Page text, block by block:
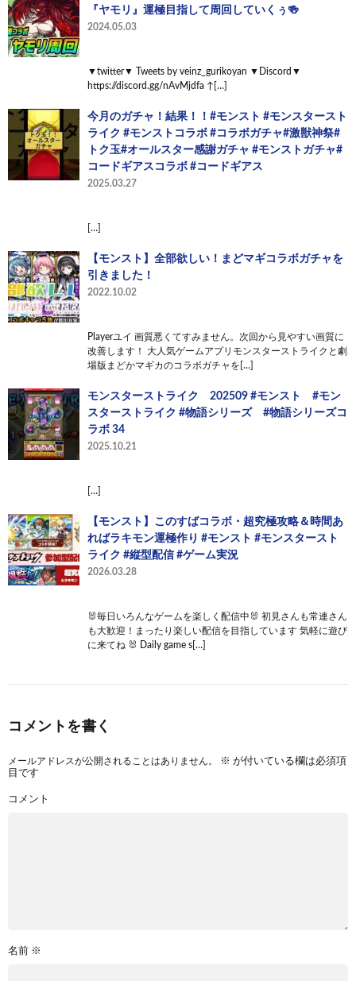
『ヤモリ』運極目指して周回していくぅ🍻
2024.05.03
▼twitter▼ Tweets by veinz_gurikoyan ▼Discord▼
https://discord.gg/nAvMjdfa ↑[…]
今月のガチャ！結果！！#モンスト #モンスタースト
ライク #モンストコラボ #コラボガチャ#激獣神祭#
トク玉#オールスター感謝ガチャ #モンストガチャ#
コードギアスコラボ #コードギアス
2025.03.27
[…]
【モンスト】全部欲しい！まどマギコラボガチャを
引きました！
2022.10.02
Playerユイ 画質悪くてすみません。次回から見やすい画質に
改善します！ 大人気ゲームアプリモンスターストライクと劇
場版まどかマギカのコラボガチャを[…]
モンスターストライク 202509 #モンスト #モン
スターストライク #物語シリーズ #物語シリーズコ
ラボ 34
2025.10.21
[…]
【モンスト】このすばコラボ・超究極攻略＆時間あ
ればラキモン運極作り #モンスト #モンスタースト
ライク #縦型配信 #ゲーム実況
2026.03.28
🐰毎日いろんなゲームを楽しく配信中🐰 初見さんも常連さん
も大歓迎！まったり楽しい配信を目指しています 気軽に遊び
に来てね 🐰 Daily game s[…]
コメントを書く
メールアドレスが公開されることはありません。 ※ が付いている欄は必須項
目です
コメント
名前 ※